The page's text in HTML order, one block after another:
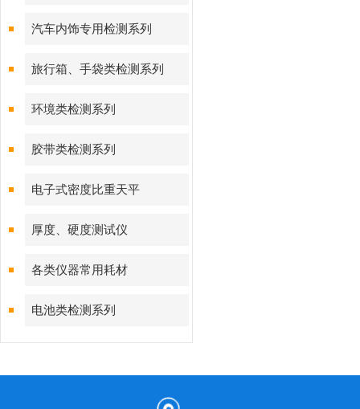
汽车内饰专用检测系列
旅行箱、手袋类检测系列
环境类检测系列
胶带类检测系列
电子式密度比重天平
厚度、硬度测试仪
各类仪器常用耗材
电池类检测系列